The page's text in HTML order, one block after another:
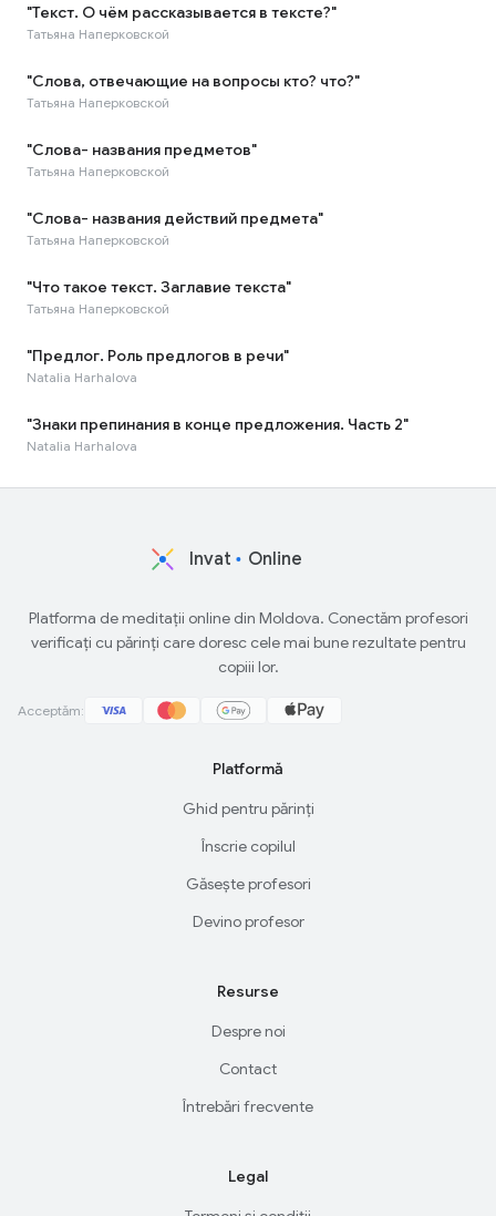
"Текст. О чём рассказывается в тексте?"
Татьяна Наперковской
"Слова, отвечающие на вопросы кто? что?"
Татьяна Наперковской
"Слова- названия предметов"
Татьяна Наперковской
"Слова- названия действий предмета"
Татьяна Наперковской
"Что такое текст. Заглавие текста"
Татьяна Наперковской
"Предлог. Роль предлогов в речи"
Natalia Harhalova
"Знаки препинания в конце предложения. Часть 2"
Natalia Harhalova
Invat Online
Platforma de meditații online din Moldova. Conectăm profesori
verificați cu părinți care doresc cele mai bune rezultate pentru
copiii lor.
Acceptăm:
Platformă
Ghid pentru părinți
Înscrie copilul
Găsește profesori
Devino profesor
Resurse
Despre noi
Contact
Întrebări frecvente
Legal